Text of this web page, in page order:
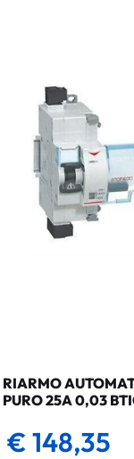
RIARMO
PURO 25A 0,03
€ 148,35